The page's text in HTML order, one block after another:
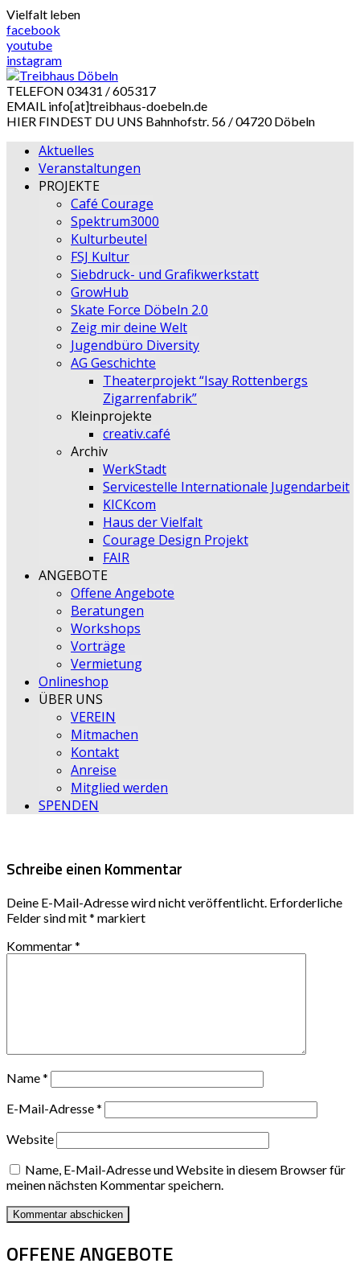
Skip
to
content
Vielfalt leben
facebook
youtube
instagram
TELEFON 03431 / 605317
EMAIL info[at]treibhaus-doebeln.de
HIER FINDEST DU UNS Bahnhofstr. 56 / 04720 Döbeln
Aktuelles
Veranstaltungen
PROJEKTE
Café Courage
Spektrum3000
Kulturbeutel
FSJ Kultur
Siebdruck- und Grafikwerkstatt
GrowHub
Skate Force Döbeln 2.0
Zeig mir deine Welt
Jugendbüro Diversity
AG Geschichte
Theaterprojekt “Isay Rottenbergs
Zigarrenfabrik”
Kleinprojekte
creativ.café
Archiv
WerkStadt
Servicestelle Internationale Jugendarbeit
KICKcom
Haus der Vielfalt
Courage Design Projekt
FAIR
ANGEBOTE
Offene Angebote
Beratungen
Workshops
Vorträge
Vermietung
Onlineshop
ÜBER UNS
VEREIN
Mitmachen
Kontakt
Anreise
Mitglied werden
SPENDEN
Schreibe einen Kommentar
Deine E-Mail-Adresse wird nicht veröffentlicht. Erforderliche
Felder sind mit* markiert
Kommentar*
Name*
E-Mail-Adresse*
Website
Name, E-Mail-Adresse und Website in diesem Browser für
meinen nächsten Kommentar speichern.
OFFENE ANGEBOTE